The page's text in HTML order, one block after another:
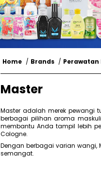
Home / Brands / Perawatan
Master
Master adalah merek pewangi
berbagai pilihan aroma
membantu Anda tampil lebih
Cologne.
Dengan berbagai varian wangi,
semangat.